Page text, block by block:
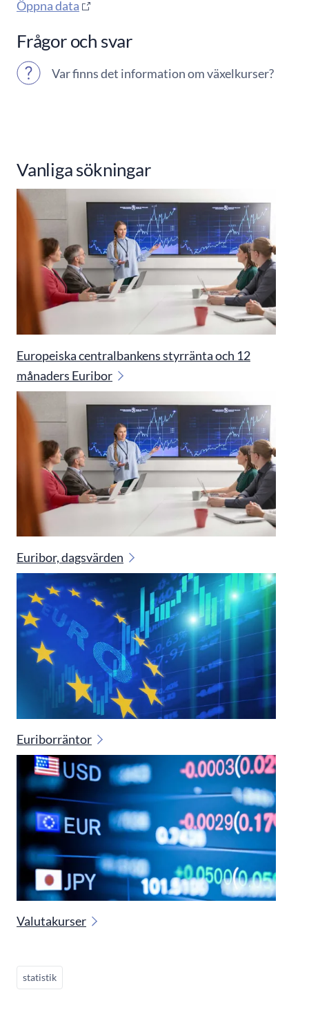
Öppna data
Frågor och svar
Var finns det information om växelkurser?
Vanliga sökningar
Europeiska centralbankens styrränta och 12
månaders Euribor
Euribor, dagsvärden
Euriborräntor
Valutakurser
statistik